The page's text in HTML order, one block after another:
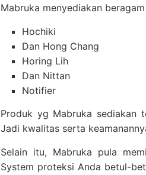
Mabruka menyediakan
Hochiki
Dan Hong Chang
Horing Lih
Dan Nittan
Notifier
Produk yg Mabruka sediakan
Jadi kwalitas serta
Selain itu, Mabruka pula
System proteksi Anda betul-